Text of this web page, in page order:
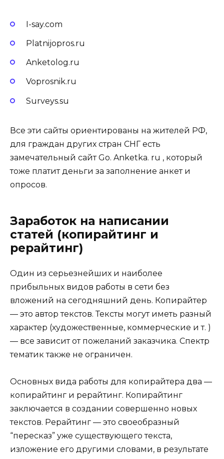
I-say.com
Platnijopros.ru
Anketolog.ru
Voprosnik.ru
Surveys.su
Все эти сайты ориентированы на жителей РФ,
для граждан других стран СНГ есть
замечательный сайт Go. Anketka. ru , который
тоже платит деньги за заполнение анкет и
опросов.
Заработок на написании
статей (копирайтинг и
рерайтинг)
Один из серьезнейших и наиболее
прибыльных видов работы в сети без
вложений на сегодняшний день. Копирайтер
— это автор текстов. Тексты могут иметь разный
характер (художественные, коммерческие и т. )
— все зависит от пожеланий заказчика. Спектр
тематик также не ограничен.
Основных вида работы для копирайтера два —
копирайтинг и рерайтинг. Копирайтинг
заключается в создании совершенно новых
текстов. Рерайтинг — это своеобразный
“пересказ” уже существующего текста,
изложение его другими словами, в результате